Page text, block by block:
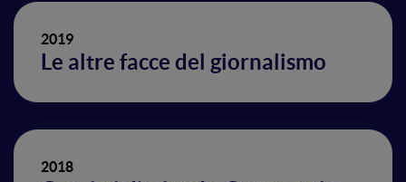
2019
Le altre facce del giornalismo
2018